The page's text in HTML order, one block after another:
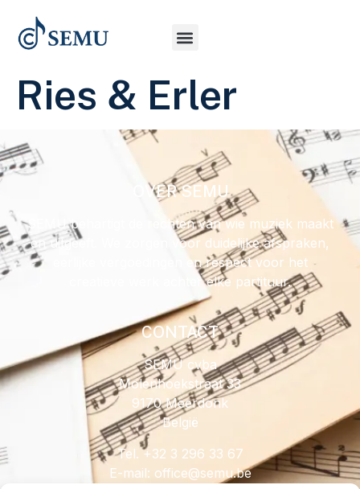
Ries & Erler
OVER SEMU
SEMU behartigt de rechten van wie muziek maakt
en uitgeeft. We zorgen voor duidelijke afspraken,
eerlijke vergoedingen en respect voor het
creatieve werk achter elke partituur.
CONTACT
SEMU cvba
Molenhoekstraat 33
9170 Meerdonk
België
Tel. +32 3 296 33 67
E-mail:
eb.umes
@eciffo